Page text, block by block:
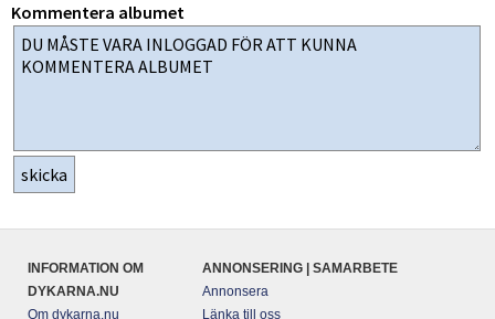
Kommentera albumet
INFORMATION OM
DYKARNA.NU
Om dykarna.nu
ANNONSERING | SAMARBETE
Annonsera
Länka till oss